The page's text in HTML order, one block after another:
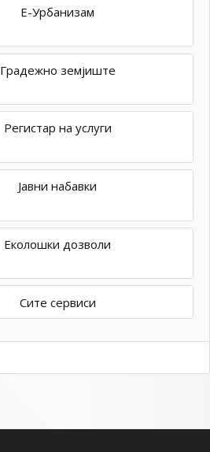
Е-Урбанизам
Градежно земјиште
Регистар на услуги
Јавни набавки
Еколошки дозволи
Сите сервиси